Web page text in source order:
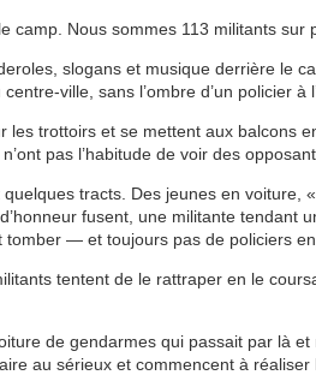
camp. Nous sommes 113 militants sur
slogans et musique derrière le
ville, sans l’ombre d’un policier à
les trottoirs et se mettent aux balcons
pas l’habitude de voir des
tracts. Des jeunes en
fusent, une militante
tomber — et toujours pas de policiers en
tentent de le rattraper en le
de gendarmes qui passait par là
au sérieux et commencent à